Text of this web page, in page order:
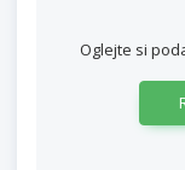
Oglejte si